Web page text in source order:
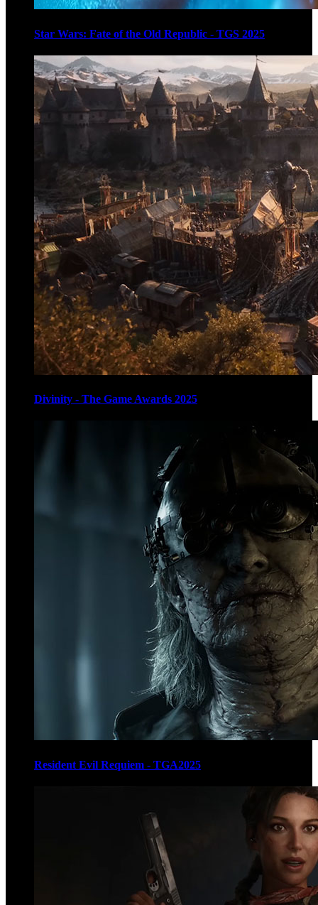
Star Wars: Fate of the Old Republic - TGS 2025
Divinity - The Game Awards 2025
Resident Evil Requiem - TGA2025